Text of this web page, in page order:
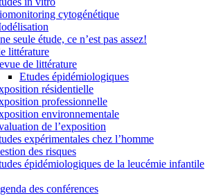
cytogénétique
seule étude, ce n’est pas assez!
littérature
de littérature
Etudes épidémiologiques
résidentielle
professionnelle
environnementale
de l’exposition
expérimentales chez l’homme
des risques
épidémiologiques de la leucémie infantile
des conférences